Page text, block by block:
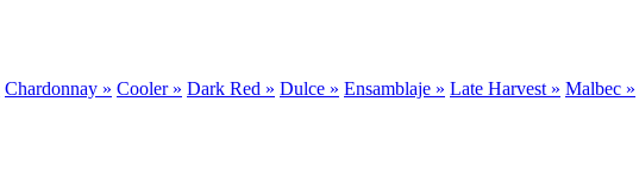
Chardonnay » Cooler » Dark Red » Dulce » Ensamblaje » Late Harvest » Malbec »